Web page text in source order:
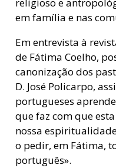
religioso e
em família e nas
Em entrevista à
de Fátima Coelho,
canonização dos
D. José Policarpo,
portugueses
que faz com que
nossa
o pedir, em Fátima,
português».